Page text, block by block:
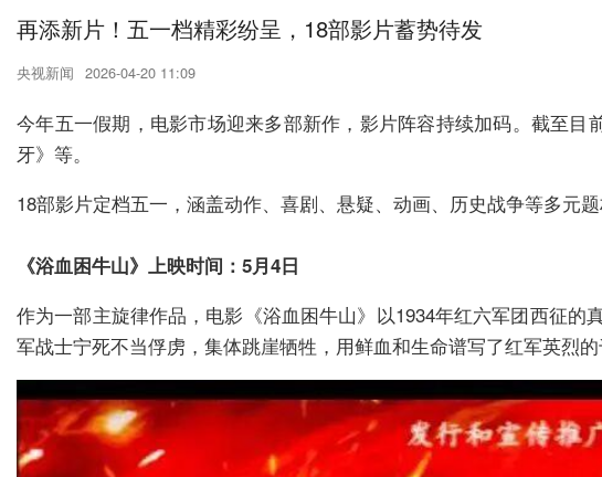
再添新片！五一档精彩纷呈，18部影片蓄势待发
央视新闻 2026-04-20 11:09
今年五一假期，电影市场迎来多部新作，影片阵容持续加码。截至
牙》等。
18部影片定档五一，涵盖动作、喜剧、悬疑、动画、历史战争等多元
《浴血困牛山》上映时间：5月4日
作为一部主旋律作品，电影《浴血困牛山》以1934年红六军团西征
军战士宁死不当俘虏，集体跳崖牺牲，用鲜血和生命谱写了红军英烈的